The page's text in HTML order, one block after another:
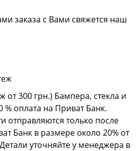
заказа с Вами свяжется наш
300 грн.) Бампера, стекла и
% оплата на Приват Банк.
отправляются только после
Банк в размере около 20% от
уточняйте у менеджера в